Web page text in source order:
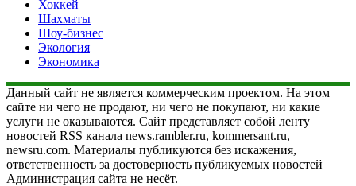
Хоккей
Шахматы
Шоу-бизнес
Экология
Экономика
Данный сайт не является коммерческим проектом. На этом
сайте ни чего не продают, ни чего не покупают, ни какие
услуги не оказываются. Сайт представляет собой ленту
новостей RSS канала news.rambler.ru, kommersant.ru,
newsru.com. Материалы публикуются без искажения,
ответственность за достоверность публикуемых новостей
Администрация сайта не несёт.